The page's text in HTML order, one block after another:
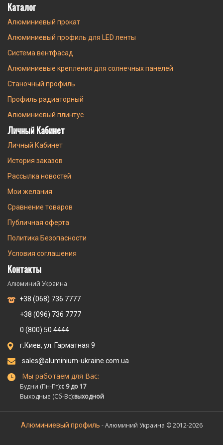
Каталог
Алюминиевый прокат
Алюминиевый профиль для LED ленты
Система вентфасад
Алюминиевые крепления для солнечных панелей
Станочный профиль
Профиль радиаторный
Алюминиевый плинтус
Личный Кабинет
Личный Кабинет
История заказов
Рассылка новостей
Мои желания
Сравнение товаров
Публичная оферта
Политика Безопасности
Условия соглашения
Контакты
Алюминий Украина
+38 (068) 736 7777
+38 (096) 736 7777
0 (800) 50 4444
г.Киев, ул. Гарматная 9
sales@aluminium-ukraine.com.ua
Мы работаем для Вас:
Будни (Пн-Пт):с 9 до 17
Выходные (Сб-Вс):выходной
Алюминиевый профиль - Алюминий Украина © 2012-2026